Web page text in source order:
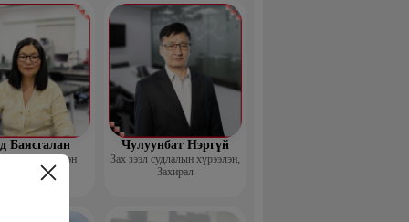
Баясгалан
Үүсгэн
байгуулагч
Чулуунбат Нэргүй
Зах зээл судлалын хүрээлэн,
Захирал